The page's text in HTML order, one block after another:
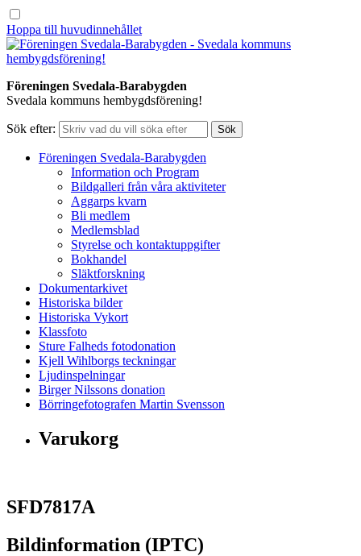
Hoppa till huvudinnehållet
Föreningen Svedala-Barabygden
Svedala kommuns hembygdsförening!
Sök efter:
Föreningen Svedala-Barabygden
Information och Program
Bildgalleri från våra aktiviteter
Aggarps kvarn
Bli medlem
Medlemsblad
Styrelse och kontaktuppgifter
Bokhandel
Släktforskning
Dokumentarkivet
Historiska bilder
Historiska Vykort
Klassfoto
Sture Falheds fotodonation
Kjell Wihlborgs teckningar
Ljudinspelningar
Birger Nilssons donation
Börringefotografen Martin Svensson
Varukorg
SFD7817A
Bildinformation (IPTC)